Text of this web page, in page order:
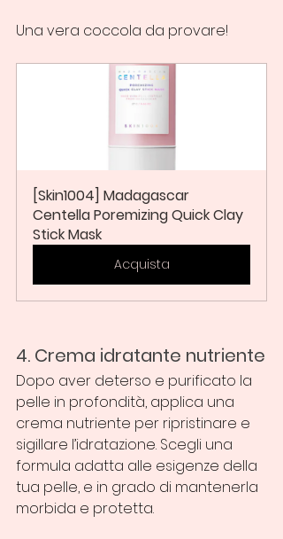
Una vera coccola da provare!
[Skin1004] Madagascar
Centella Poremizing Quick Clay
Stick Mask
Acquista
4. Crema idratante nutriente
Dopo aver deterso e purificato la
pelle in profondità, applica una
crema nutriente per ripristinare e
sigillare l’idratazione. Scegli una
formula adatta alle esigenze della
tua pelle, e in grado di mantenerla
morbida e protetta.